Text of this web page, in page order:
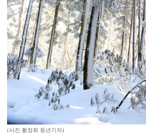
(사진 황정희 동년기자)